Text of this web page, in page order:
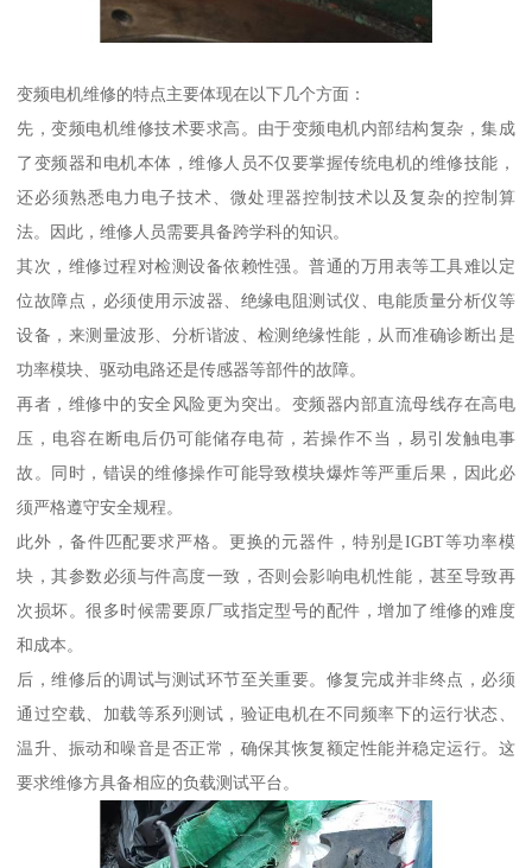
变频电机维修的特点主要体现在以下几个方面：
先，变频电机维修技术要求高。由于变频电机内部结构复杂，集成
了变频器和电机本体，维修人员不仅要掌握传统电机的维修技能，
还必须熟悉电力电子技术、微处理器控制技术以及复杂的控制算
法。因此，维修人员需要具备跨学科的知识。
其次，维修过程对检测设备依赖性强。普通的万用表等工具难以定
位故障点，必须使用示波器、绝缘电阻测试仪、电能质量分析仪等
设备，来测量波形、分析谐波、检测绝缘性能，从而准确诊断出是
功率模块、驱动电路还是传感器等部件的故障。
再者，维修中的安全风险更为突出。变频器内部直流母线存在高电
压，电容在断电后仍可能储存电荷，若操作不当，易引发触电事
故。同时，错误的维修操作可能导致模块爆炸等严重后果，因此必
须严格遵守安全规程。
此外，备件匹配要求严格。更换的元器件，特别是IGBT等功率模
块，其参数必须与件高度一致，否则会影响电机性能，甚至导致再
次损坏。很多时候需要原厂或指定型号的配件，增加了维修的难度
和成本。
后，维修后的调试与测试环节至关重要。修复完成并非终点，必须
通过空载、加载等系列测试，验证电机在不同频率下的运行状态、
温升、振动和噪音是否正常，确保其恢复额定性能并稳定运行。这
要求维修方具备相应的负载测试平台。